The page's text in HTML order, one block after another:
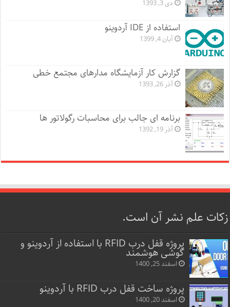
دی 3, 1393
استفاده از IDE آردوینو
آبان 4, 1399
گزارش کار آزمایشگاه مدارهای مجتمع خطی
آذر 26, 1393
برنامه ای جالب برای محاسبات رگولاتور ها
آذر 19, 1392
زکات علم نشر آن است.
پروژه قفل‌ درب RFID با استفاده از آردوینو و
گوشی هوشمند
اسفند 25, 1400
پروژه ساخت قفل‌ درب RFID با آردوینو
اسفند 20, 1400